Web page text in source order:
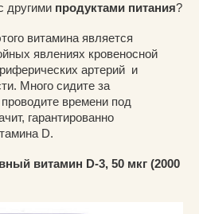
другими продуктами питания?
витамина является
явлениях кровеносной
артерий и
Много сидите за
времени под
гарантированно
D.
витамин D-3, 50 мкг (2000